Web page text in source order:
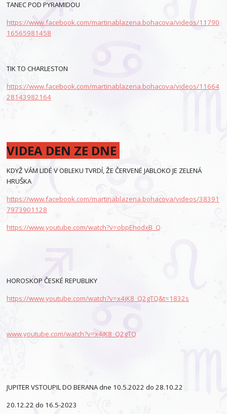
TANEC POD PYRAMIDOU
https://www.facebook.com/martinablazena.bohacova/videos/11790
16565981458
TIK TO CHARLESTON
https://www.facebook.com/martinablazena.bohacova/videos/11664
28143982164
VIDEA DEN ZE DNE
KDYŽ VÁM LIDÉ V OBLEKU TVRDÍ, ŽE ČERVENÉ JABLOKO JE ZELENÁ
HRUŠKA
https://www.facebook.com/martinablazena.bohacova/videos/38391
7973901128
https://www.youtube.com/watch?v=obpEhodxB_Q
HOROSKOP ČESKÉ REPUBLIKY
https://www.youtube.com/watch?v=x4jK8_Q2gTQ&t=1832s
www.youtube.com/watch?v=x4jK8_Q2gTQ
JUPITER VSTOUPIL DO BERANA dne 10.5.2022 do 28.10.22
20.12.22 do 16.5-2023